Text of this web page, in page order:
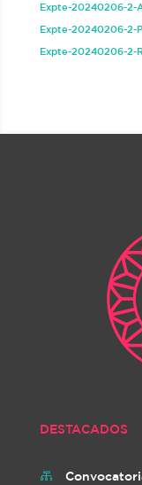
Expte-20240206-2-
Expte-20240206-2-
Expte-20240206-2-
DESTACADOS
